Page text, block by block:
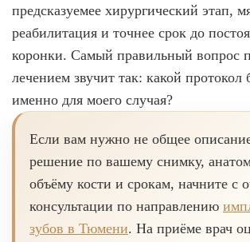
предсказуемее хирургический этап,
реабилитация и точнее срок до
коронки. Самый правильный вопрос
лечением звучит так: какой протокол
именно для моего случая?
Если вам нужно не общее
решение по вашему снимку,
объёму кости и срокам, начните с
консультации по направлению
зубов в Тюмени. На приёме врач